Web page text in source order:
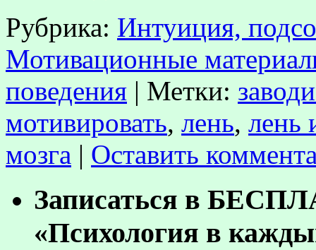
Рубрика: Интуиция,
Мотивационные
поведения | Метки:
мотивировать, лень, лень
мозга | Оставить
Записаться в
«Психология в